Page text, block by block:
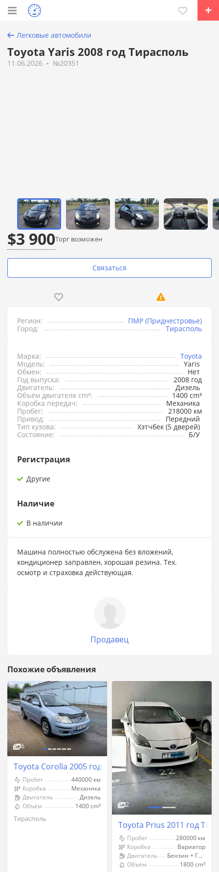
Легковые автомобили
Toyota Yaris 2008 год Тирасполь
11.06.2026 №20351
$3 900Торг возможен
Связаться
Регион:
ПМР (Приднестровье)
Город:
Тирасполь
Марка:
Toyota
Модель:
Yaris
Обмен:
Нет
Год выпуска:
2008 год
Двигатель:
Дизель
Объём двигателя cm³:
1400 cm³
Коробка передач:
Механика
Пробег:
218000 км
Привод:
Передний
Тип кузова:
Хэтчбек (5 дверей)
Состояние:
Б/У
Регистрация
Другие
Наличие
В наличии
Машина полностью обслужена без вложений,
кондиционер заправлен, хорошая резина. Тех.
осмотр и страховка действующая.
Продавец
Похожие объявления
6
Toyota Corolla 2005 год Тирасполь
Пробег
440000 км
Коробка
Механика
Двигатель
Дизель
Объём
1400 cm³
Тирасполь
2
Toyota Prius 2011 год
Пробег
280000 км
Коробка
Вариатор
Двигатель
Бензин + Газ (Метан)
Объём
1800 cm³